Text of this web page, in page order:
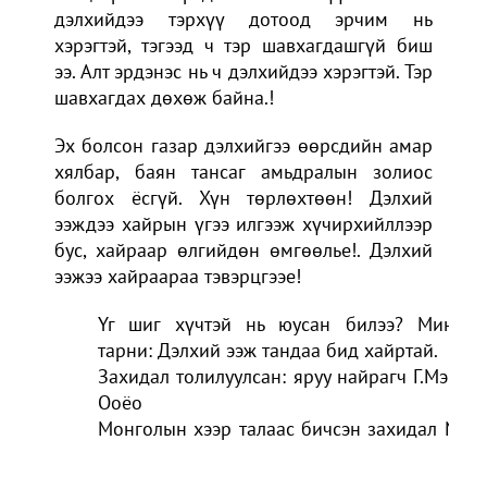
дэлхийдээ тэрхүү дотоод эрчим нь
хэрэгтэй, тэгээд ч тэр шавхагдашгүй биш
ээ. Алт эрдэнэс нь ч дэлхийдээ хэрэгтэй. Тэр
шавхагдах дөхөж байна.!
Эх болсон газар дэлхийгээ өөрсдийн амар
хялбар, баян тансаг амьдралын золиос
болгох ёсгүй. Хүн төрлөхтөөн! Дэлхий
ээждээ хайрын үгээ илгээж хүчирхийллээр
бус, хайраар өлгийдөн өмгөөлье!. Дэлхий
ээжээ хайраараа тэвэрцгээе!
Үг шиг хүчтэй нь юусан билээ? Миний
тарни: Дэлхий ээж тандаа бид хайртай.
Захидал толилуулсан: яруу найрагч Г.Мэнд-
Ооёо
Монголын хээр талаас бичсэн захидал №2